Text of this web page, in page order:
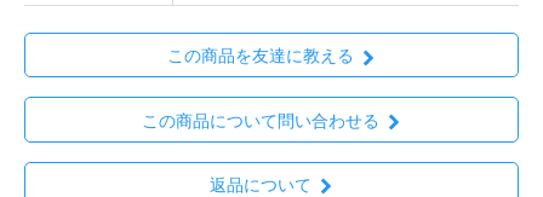
この商品を友達に教える
この商品について問い合わせる
返品について